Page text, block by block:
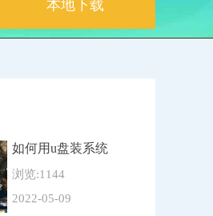
本地下载
如何用u盘装系统
浏览:1144
2022-05-09